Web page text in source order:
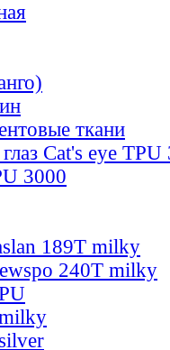
ткани
Cat's eye TPU
3000
189T milky
240T milky